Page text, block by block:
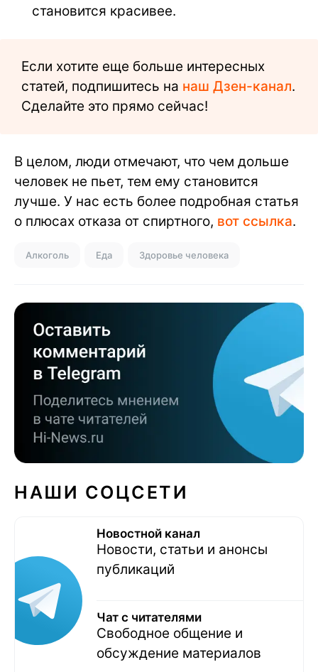
становится красивее.
Если хотите еще больше интересных
статей, подпишитесь на наш Дзен-канал.
Сделайте это прямо сейчас!
В целом, люди отмечают, что чем дольше
человек не пьет, тем ему становится
лучше. У нас есть более подробная статья
о плюсах отказа от спиртного, вот ссылка.
Алкоголь Еда Здоровье человека
НАШИ СОЦСЕТИ
Новостной канал
Новости, статьи и анонсы
публикаций
Чат с читателями
Свободное общение и
обсуждение материалов